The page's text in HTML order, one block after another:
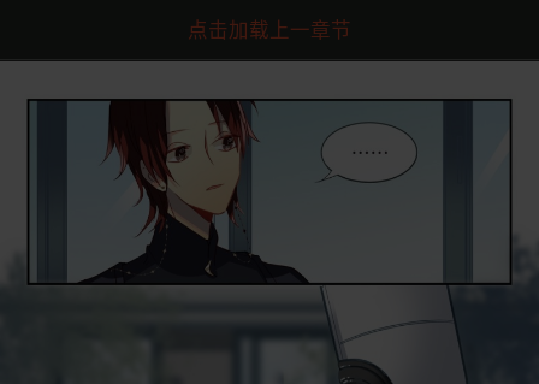
点击加载上一章节